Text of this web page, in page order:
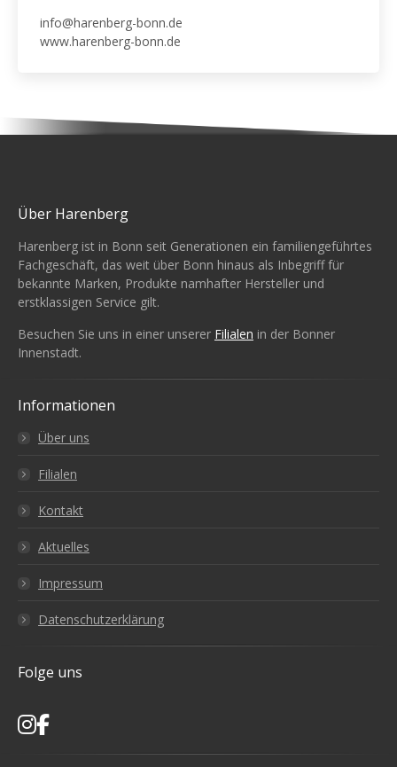
info@harenberg-bonn.de
www.harenberg-bonn.de
Über Harenberg
Harenberg ist in Bonn seit Generationen ein familiengeführtes
Fachgeschäft, das weit über Bonn hinaus als Inbegriff für
bekannte Marken, Produkte namhafter Hersteller und
erstklassigen Service gilt.
Besuchen Sie uns in einer unserer Filialen in der Bonner
Innenstadt.
Informationen
Über uns
Filialen
Kontakt
Aktuelles
Impressum
Datenschutzerklärung
Folge uns